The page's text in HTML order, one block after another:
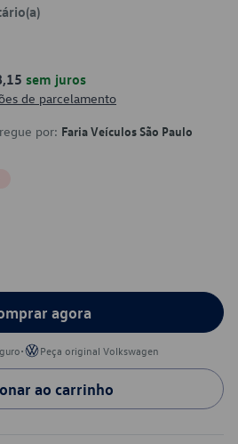
sem juros
de parcelamento
por: Faria Veículos São Paulo
agora
• Peça original Volkswagen
ao carrinho